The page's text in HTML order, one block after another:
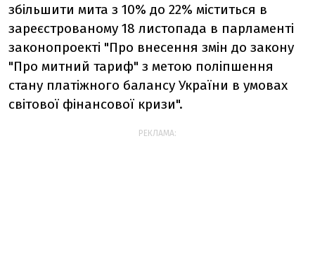
збільшити мита з 10% до 22% міститься в
зареєстрованому 18 листопада в парламенті
законопроекті "Про внесення змін до закону
"Про митний тариф" з метою поліпшення
стану платіжного балансу України в умовах
світової фінансової кризи".
РЕКЛАМА: